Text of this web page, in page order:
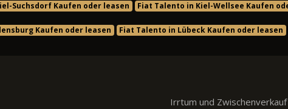
Suchsdorf Kaufen oder leasen Fiat Talento in Kiel-Wellsee Kaufen
Kaufen oder leasen Fiat Talento in Lübeck Kaufen oder leasen
Irrtum und